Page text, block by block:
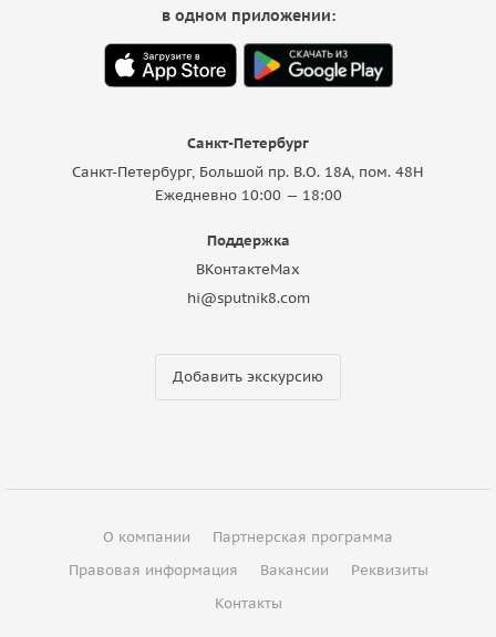
Санкт-Петербург
Санкт-Петербург, Большой пр. В.О. 18A, пом. 48Н
Ежедневно 10:00 — 18:00
Поддержка
ВКонтактеMax
hi@sputnik8.com
Добавить экскурсию
в одном приложении:
О компании
Партнерская программа
Правовая информация
Вакансии
Реквизиты
Контакты